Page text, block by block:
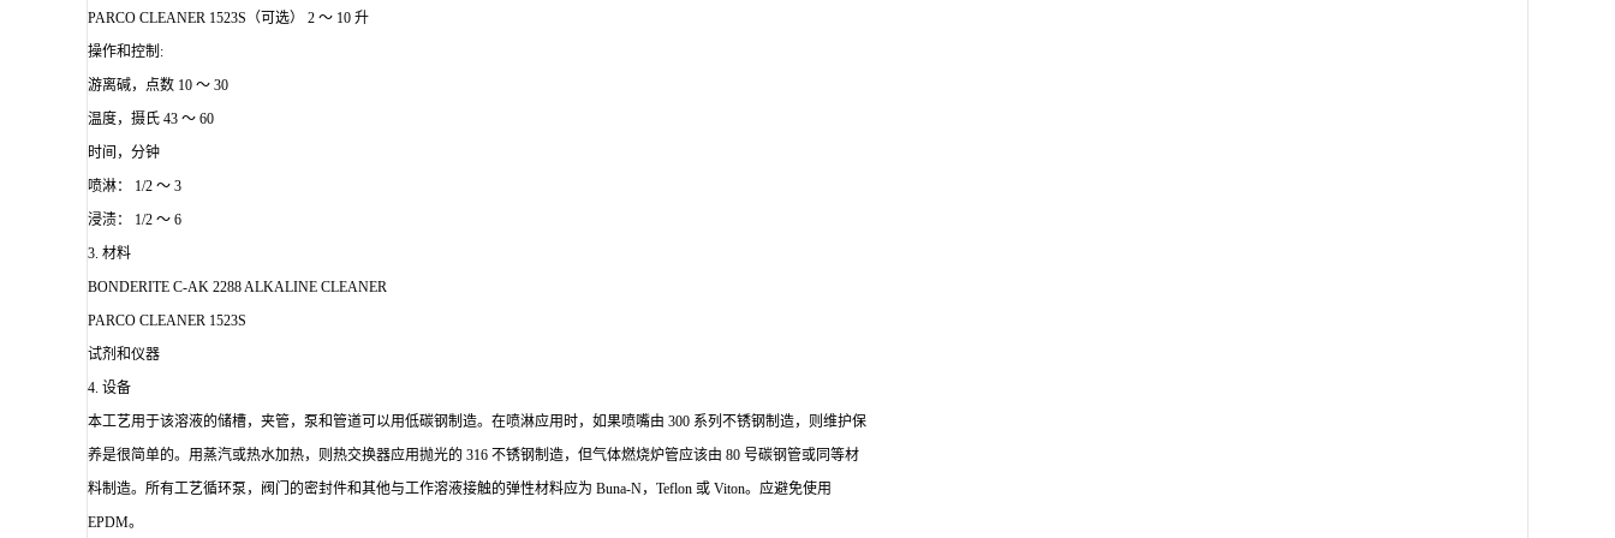
PARCO CLEANER 1523S（可选） 2 ～ 10 升
操作和控制:
游离碱，点数 10 ～ 30
温度，摄氏 43 ～ 60
时间，分钟
喷淋： 1/2 ～ 3
浸渍： 1/2 ～ 6
3. 材料
BONDERITE C-AK 2288 ALKALINE CLEANER
PARCO CLEANER 1523S
试剂和仪器
4. 设备
本工艺用于该溶液的储槽，夹管，泵和管道可以用低碳钢制造。在喷淋应用时，如果喷嘴由 300 系列不锈钢制造，则维护保
养是很简单的。用蒸汽或热水加热，则热交换器应用抛光的 316 不锈钢制造，但气体燃烧炉管应该由 80 号碳钢管或同等材
料制造。所有工艺循环泵，阀门的密封件和其他与工作溶液接触的弹性材料应为 Buna-N，Teflon 或 Viton。应避免使用
EPDM。